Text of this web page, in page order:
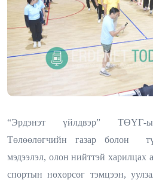
“Эрдэнэт үйлдвэр” ТӨҮГ-
Төлөөлөгчийн газар болон
мэдээлэл, олон нийттэй
спортын нөхөрсөг тэмцээн,